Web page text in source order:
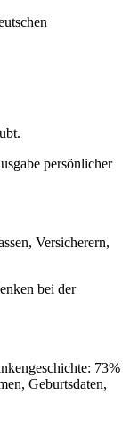
persönlicher
Versicherern,
bei der
73%
Geburtsdaten,